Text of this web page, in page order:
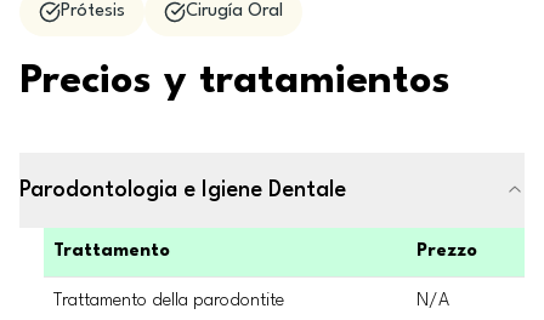
Prótesis Cirugía Oral
Precios y tratamientos
Parodontologia e Igiene Dentale
Trattamento Prezzo
Trattamento della parodontite N/A